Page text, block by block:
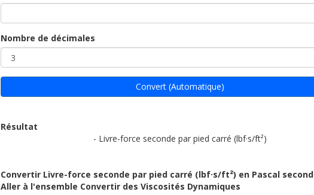
Nombre de décimales
Convert (Automatique)
Résultat
- Livre-force seconde par pied carré (lbf·s/ft²)
Convertir Livre-force seconde par pied carré (lbf·s/ft²) en Pascal
Aller à l'ensemble Convertir des Viscosités Dynamiques